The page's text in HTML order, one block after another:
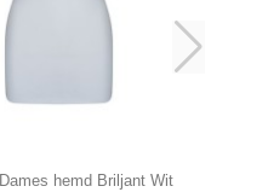
hemd Briljant Wit